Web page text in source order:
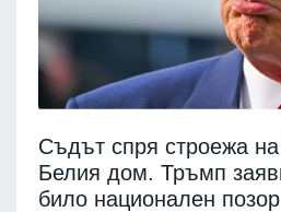
Съдът спря строежа
Белия дом. Тръмп
било национален позор